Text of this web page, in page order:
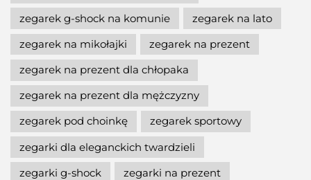
zegarek g-shock na komunie
zegarek na lato
zegarek na mikołajki
zegarek na prezent
zegarek na prezent dla chłopaka
zegarek na prezent dla mężczyzny
zegarek pod choinkę
zegarek sportowy
zegarki dla eleganckich twardzieli
zegarki g-shock
zegarki na prezent